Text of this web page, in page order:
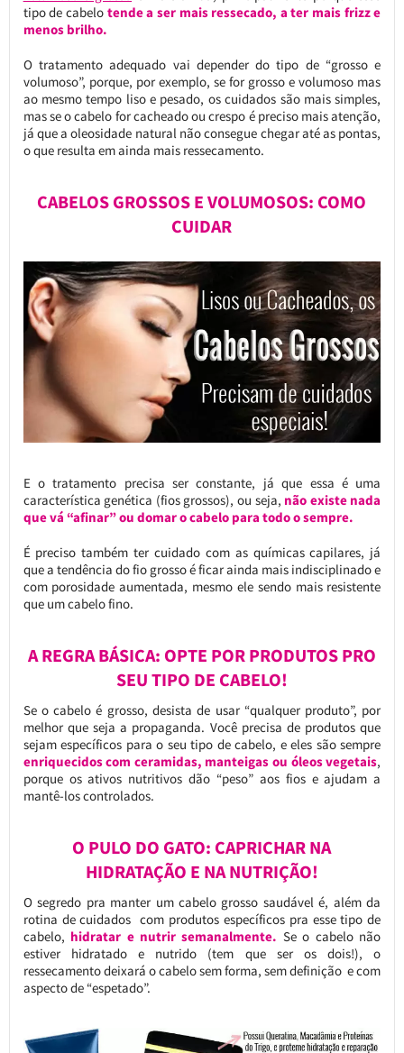
tipo de cabelotende a ser mais ressecado, a ter mais frizz e
menos brilho.
O tratamento adequado vai depender do tipo de “grosso e
volumoso”, porque, por exemplo, se for grosso e volumoso mas
ao mesmo tempo liso e pesado, os cuidados são mais simples,
mas se o cabelo for cacheado ou crespo é preciso mais atenção,
já que a oleosidade natural não consegue chegar até as pontas,
o que resulta em ainda mais ressecamento.
CABELOS GROSSOS E VOLUMOSOS: COMO
CUIDAR
E o tratamento precisa ser constante, já que essa é uma
característica genética (fios grossos), ou seja, não existe nada
que vá “afinar” ou domar o cabelo para todo o sempre.
É preciso também ter cuidado com as químicas capilares, já
que a tendência do fio grosso é ficar ainda mais indisciplinado e
com porosidade aumentada, mesmo ele sendo mais resistente
que um cabelo fino.
A REGRA BÁSICA: OPTE POR PRODUTOS PRO
SEU TIPO DE CABELO!
Se o cabelo é grosso, desista de usar “qualquer produto”, por
melhor que seja a propaganda. Você precisa de produtos que
sejam específicos para o seu tipo de cabelo, e eles são sempre
enriquecidos com ceramidas, manteigas ou óleos vegetais,
porque os ativos nutritivos dão “peso” aos fios e ajudam a
mantê-los controlados.
O PULO DO GATO: CAPRICHAR NA
HIDRATAÇÃO E NA NUTRIÇÃO!
O segredo pra manter um cabelo grosso saudável é, além da
rotina de cuidados com produtos específicos pra esse tipo de
cabelo, hidratar e nutrir semanalmente. Se o cabelo não
estiver hidratado e nutrido (tem que ser os dois!), o
ressecamento deixará o cabelo sem forma, sem definição e com
aspecto de “espetado”.